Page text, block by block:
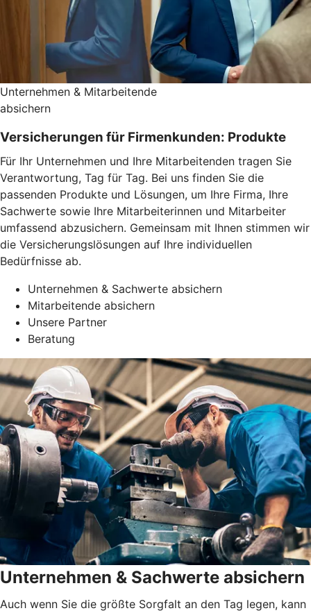
Unternehmen & Mitarbeitende
absichern
Versicherungen für Firmenkunden: Produkte
Für Ihr Unternehmen und Ihre Mitarbeitenden tragen Sie
Verantwortung, Tag für Tag. Bei uns finden Sie die
passenden Produkte und Lösungen, um Ihre Firma, Ihre
Sachwerte sowie Ihre Mitarbeiterinnen und Mitarbeiter
umfassend abzusichern. Gemeinsam mit Ihnen stimmen wir
die Versicherungslösungen auf Ihre individuellen
Bedürfnisse ab.
Unternehmen & Sachwerte absichern
Mitarbeitende absichern
Unsere Partner
Beratung
Unternehmen & Sachwerte absichern
Auch wenn Sie die größte Sorgfalt an den Tag legen, kann